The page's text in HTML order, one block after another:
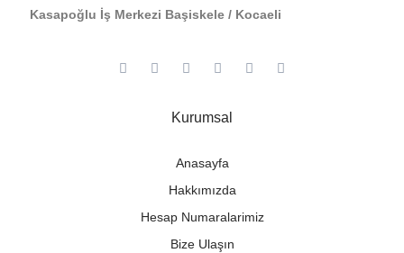
Kasapoğlu İş Merkezi Başiskele / Kocaeli
Kurumsal
Anasayfa
Hakkımızda
Hesap Numaralarimiz
Bize Ulaşın